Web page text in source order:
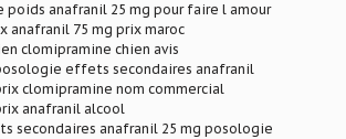
poids anafranil 25 mg pour faire l amour
anafranil 75 mg prix maroc
clomipramine chien avis
effets secondaires anafranil
clomipramine nom commercial
anafranil alcool
secondaires anafranil 25 mg posologie